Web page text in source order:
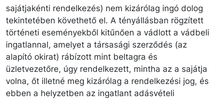
sajátjakénti rendelkezés) nem kizárólag ingó dolog
tekintetében követhető el. A tényállásban rögzített
történeti eseményekből kitűnően a vádlott a vádbeli
ingatlannal, amelyet a társasági szerződés (az
alapító okirat) rábízott mint beltagra és
üzletvezetőre, úgy rendelkezett, mintha az a sajátja
volna, őt illetné meg kizárólag a rendelkezési jog, és
ebben a helyzetben az ingatlant adásvételi